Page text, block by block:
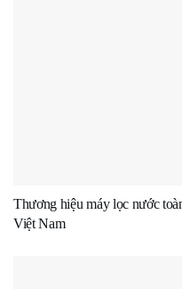
Thương hiệu máy lọc nước
Việt Nam